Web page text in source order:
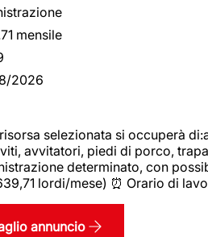
mensile
2026
selezionata si occuperà
avvitatori, piedi di porco,
determinato, con
lordi/mese) ⏰ Orario di
annuncio